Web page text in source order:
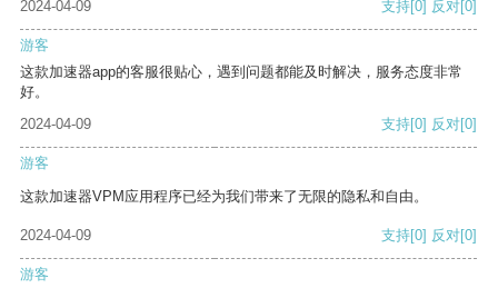
2024-04-09 支持[0] 反对[0]
游客
这款加速器app的客服很贴心，遇到问题都能及时解决，服务态度非常
好。
2024-04-09
支持[0] 反对[0]
游客
这款加速器VPM应用程序已经为我们带来了无限的隐私和自由。
2024-04-09 支持[0] 反对[0]
游客